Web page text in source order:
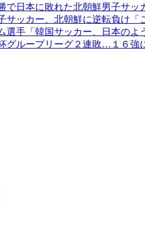
で日本に敗れた北朝鮮男子サ
サッカー、北朝鮮に逆転負け
選手「韓国サッカー、日本のよ
グループリーグ２連敗…１６強